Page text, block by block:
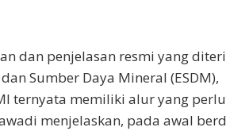
dan penjelasan resmi yang
Sumber Daya Mineral (ESDM),
ternyata memiliki alur yang perlu
menjelaskan, pada awal